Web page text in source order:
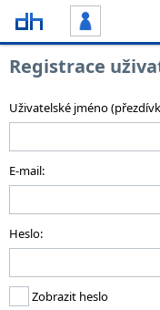
Registrace
Uživatelské jméno
E-mail:
Heslo:
Zobrazit heslo